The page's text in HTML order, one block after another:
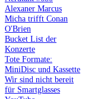
Alexaner Marcus
Micha trifft Conan
O'Brien
Bucket List der
Konzerte
Tote Formate:
MiniDisc und Kassette
Wir sind nicht bereit
für Smartglasses